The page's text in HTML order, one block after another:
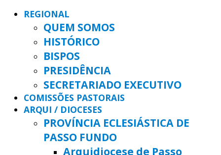
REGIONAL
QUEM SOMOS
HISTÓRICO
BISPOS
PRESIDÊNCIA
SECRETARIADO EXECUTIVO
COMISSÕES PASTORAIS
ARQUI / DIOCESES
PROVÍNCIA ECLESIÁSTICA DE
PASSO FUNDO
Arquidiocese de Passo